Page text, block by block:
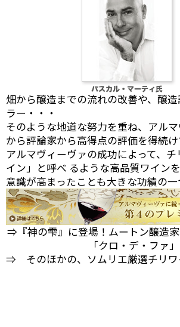
畑から醸造までの流れの改善や、醸
ラー・・・
そのような地道な努力を重ね、アル
から評論家から高得点の評価を得続け
アルマヴィーヴァの成功によって、
イン」と呼べ るような高品質ワイン
意識が高まったことも大きな功績の一
⇒『神の雫』に登場！ムートン醸造
「クロ・デ・ファ」
⇒ そのほかの、ソムリエ厳選チリワ